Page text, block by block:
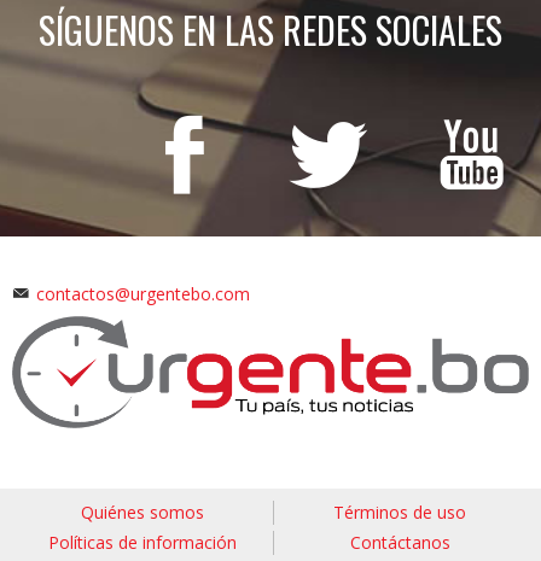
SÍGUENOS EN LAS REDES SOCIALES
contactos@urgentebo.com
Quiénes somos
Términos de uso
Políticas de información
Contáctanos